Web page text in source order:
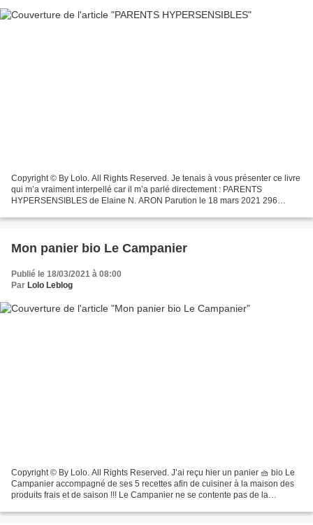
Copyright © By Lolo. All Rights Reserved. Je tenais à vous présenter ce livre
qui m’a vraiment interpellé car il m’a parlé directement : PARENTS
HYPERSENSIBLES de Elaine N. ARON Parution le 18 mars 2021 296
Mon panier bio Le Campanier
Publié le 18/03/2021 à 08:00
Par Lolo Leblog
Copyright © By Lolo. All Rights Reserved. J’ai reçu hier un panier 🧺 bio Le
Campanier accompagné de ses 5 recettes afin de cuisiner à la maison des
produits frais et de saison !!! Le Campanier ne se contente pas de la